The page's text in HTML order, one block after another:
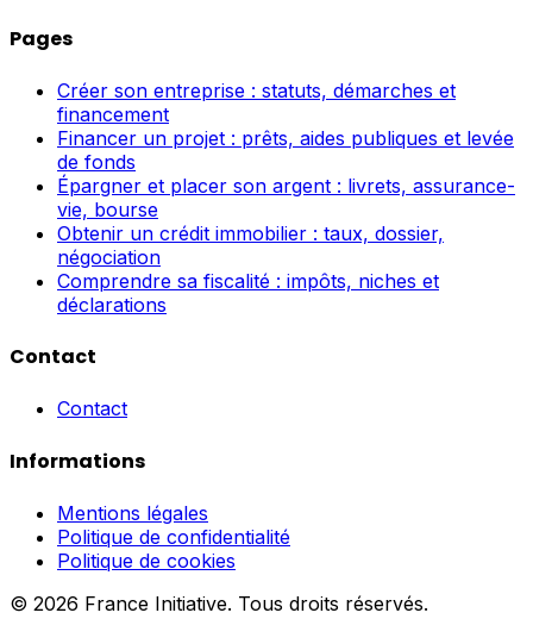
Pages
Créer son entreprise : statuts, démarches et
financement
Financer un projet : prêts, aides publiques et levée
de fonds
Épargner et placer son argent : livrets, assurance-
vie, bourse
Obtenir un crédit immobilier : taux, dossier,
négociation
Comprendre sa fiscalité : impôts, niches et
déclarations
Contact
Contact
Informations
Mentions légales
Politique de confidentialité
Politique de cookies
© 2026 France Initiative. Tous droits réservés.